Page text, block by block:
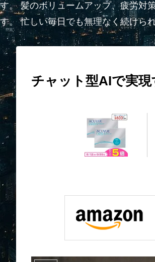
す。 髪のボリュームアップ、疲労対
す。 忙しい毎日でも無理なく続けら
チャット型AIで実